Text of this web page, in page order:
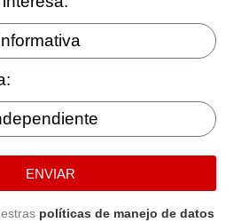
ENVIAR
políticas de manejo de datos